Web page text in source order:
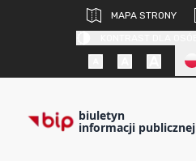
MAPA STRONY
biuletyn
informacji publicznej